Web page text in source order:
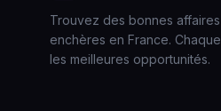
Trouvez des bonnes
enchères en France.
les meilleures opportunités.